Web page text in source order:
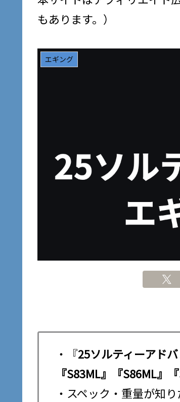
もあります。）
エギング
・『25ソルティーアド
『S83ML』『S86ML』
・スペック・重量が知り